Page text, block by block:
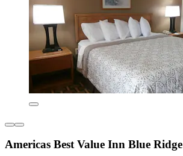
Americas Best Value Inn Blue Ridge